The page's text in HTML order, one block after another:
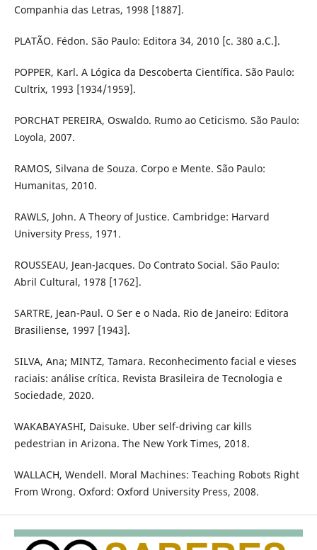
Companhia das Letras, 1998 [1887].
PLATÃO. Fédon. São Paulo: Editora 34, 2010 [c. 380 a.C.].
POPPER, Karl. A Lógica da Descoberta Científica. São Paulo:
Cultrix, 1993 [1934/1959].
PORCHAT PEREIRA, Oswaldo. Rumo ao Ceticismo. São Paulo:
Loyola, 2007.
RAMOS, Silvana de Souza. Corpo e Mente. São Paulo:
Humanitas, 2010.
RAWLS, John. A Theory of Justice. Cambridge: Harvard
University Press, 1971.
ROUSSEAU, Jean-Jacques. Do Contrato Social. São Paulo:
Abril Cultural, 1978 [1762].
SARTRE, Jean-Paul. O Ser e o Nada. Rio de Janeiro: Editora
Brasiliense, 1997 [1943].
SILVA, Ana; MINTZ, Tamara. Reconhecimento facial e vieses
raciais: análise crítica. Revista Brasileira de Tecnologia e
Sociedade, 2020.
WAKABAYASHI, Daisuke. Uber self-driving car kills
pedestrian in Arizona. The New York Times, 2018.
WALLACH, Wendell. Moral Machines: Teaching Robots Right
From Wrong. Oxford: Oxford University Press, 2008.